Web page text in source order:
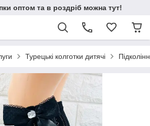
оптом та в роздріб можна тут!
Турецькі колготки дитячі